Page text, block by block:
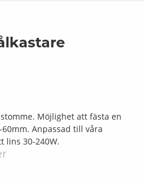
Möjlighet att fästa en
Anpassad till våra
lins 30-240W.